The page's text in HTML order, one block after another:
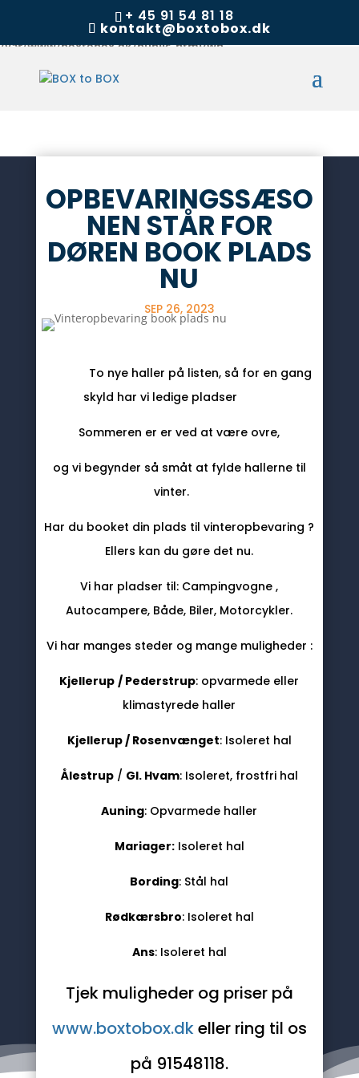
: Undefined array key "datatables" in
/var/www/boxtobox.dk/public_html/wp-
on line249
+ 45 91 54 81 18
kontakt@boxtobox.dk
OPBEVARINGSSÆSO
NEN STÅR FOR
DØREN BOOK PLADS
NU
SEP 26, 2023
To nye haller på listen, så for en gang
skyld har vi ledige pladser
Sommeren er er ved at være ovre,
og vi begynder så småt at fylde hallerne til
vinter.
Har du booket din plads til vinteropbevaring ?
Ellers kan du gøre det nu.
Vi har pladser til: Campingvogne ,
Autocampere, Både, Biler, Motorcykler.
Vi har manges steder og mange muligheder :
Kjellerup / Pederstrup: opvarmede eller
klimastyrede haller
Kjellerup / Rosenvænget: Isoleret hal
Ålestrup/ Gl. Hvam: Isoleret, frostfri hal
Auning: Opvarmede haller
Mariager:Isoleret hal
Bording: Stål hal
Rødkærsbro: Isoleret hal
Ans: Isoleret hal
Tjek muligheder og priser på
www.boxtobox.dkeller ring til os
på 91548118.